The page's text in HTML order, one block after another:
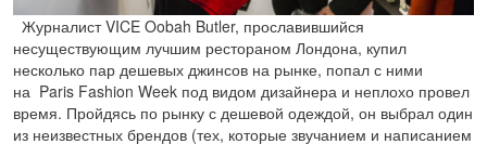
Журналист VICE Oobah Butler, прославившийся
несуществующим лучшим рестораном Лондона, купил
несколько пар дешевых джинсов на рынке, попал с ними
на Paris Fashion Week под видом дизайнера и неплохо провел
время. Пройдясь по рынку с дешевой одеждой, он выбрал один
из неизвестных брендов (тех, которые звучанием и написанием